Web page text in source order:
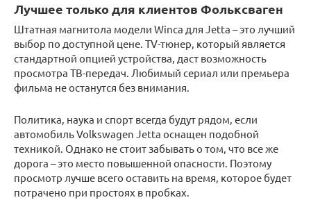
Лучшее только для клиентов Фольксваген
Штатная магнитола модели Winca для Jetta – это лучший
выбор по доступной цене. TV-тюнер, который является
стандартной опцией устройства, даст возможность
просмотра ТВ-передач. Любимый сериал или премьера
фильма не останутся без внимания.
Политика, наука и спорт всегда будут рядом, если
автомобиль Volkswagen Jetta оснащен подобной
техникой. Однако не стоит забывать о том, что все же
дорога – это место повышенной опасности. Поэтому
просмотр лучше всего оставить на время, которое будет
потрачено при простоях в пробках.